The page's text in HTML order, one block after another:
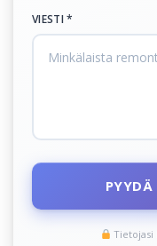
VIESTI *
Tietojasi